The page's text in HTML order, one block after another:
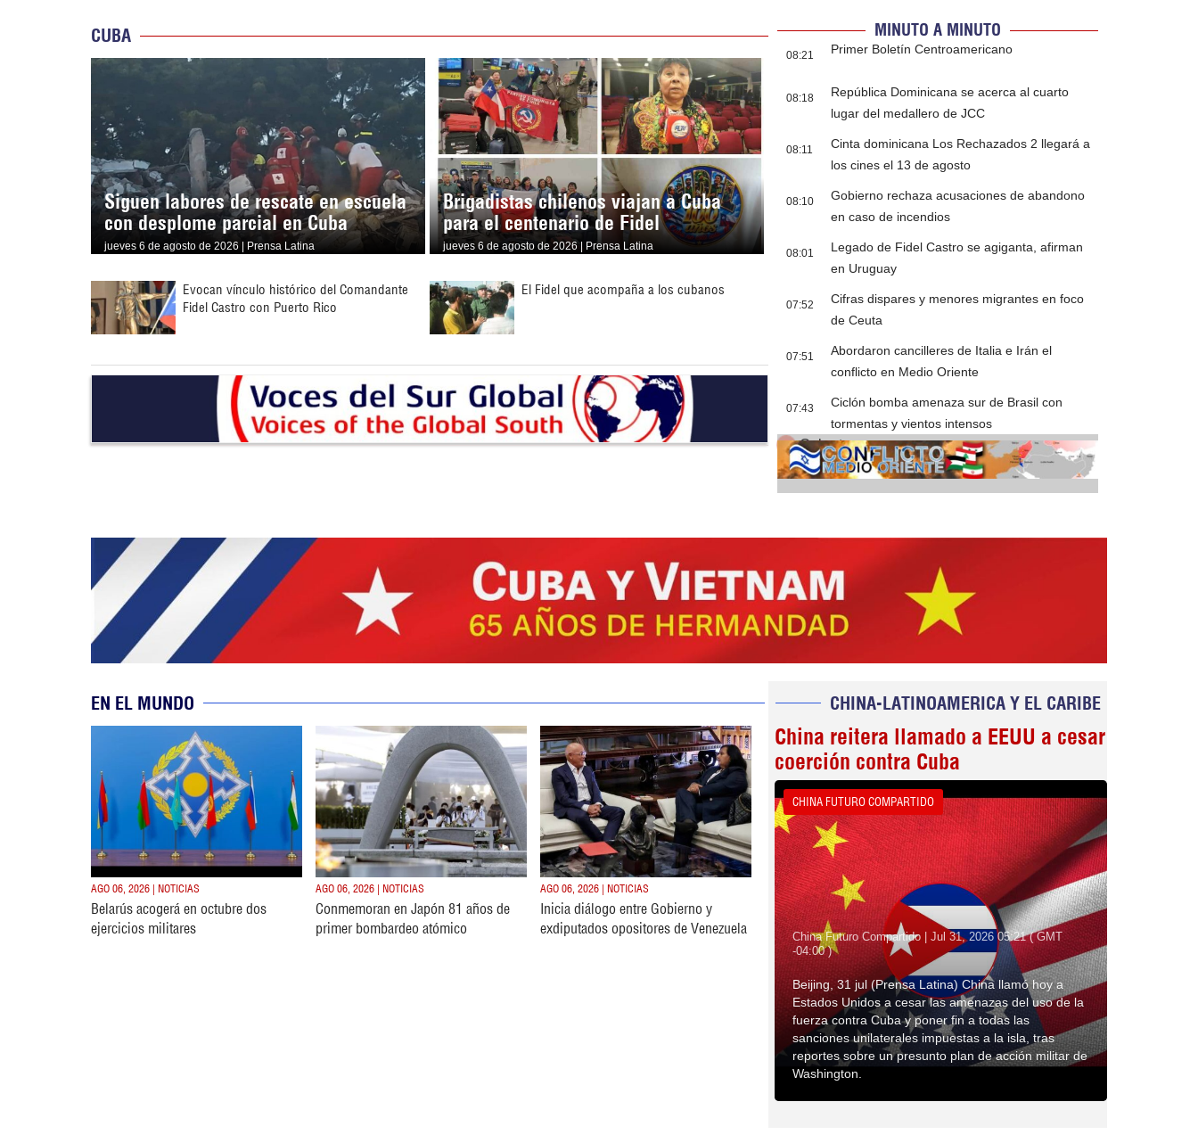
CUBA
Siguen labores de rescate en escuela
con desplome parcial en Cuba
jueves 6 de agosto de 2026 | Prensa Latina
Brigadistas chilenos viajan a Cuba
para el centenario de Fidel
jueves 6 de agosto de 2026 | Prensa Latina
Evocan vínculo histórico del Comandante
Fidel Castro con Puerto Rico
El Fidel que acompaña a los cubanos
MINUTO A MINUTO
08:21 Primer Boletín Centroamericano
08:18
República Dominicana se acerca al cuarto
lugar del medallero de JCC
08:11
Cinta dominicana Los Rechazados 2 llegará a
los cines el 13 de agosto
08:10
Gobierno rechaza acusaciones de abandono
en caso de incendios
08:01
Legado de Fidel Castro se agiganta, afirman
en Uruguay
07:52
Cifras dispares y menores migrantes en foco
de Ceuta
07:51
Abordaron cancilleres de Italia e Irán el
conflicto en Medio Oriente
07:43
Ciclón bomba amenaza sur de Brasil con
tormentas y vientos intensos
Cobertura
EN EL MUNDO
AGO 06, 2026 | NOTICIAS
Belarús acogerá en octubre dos
ejercicios militares
AGO 06, 2026 | NOTICIAS
Conmemoran en Japón 81 años de
primer bombardeo atómico
AGO 06, 2026 | NOTICIAS
Inicia diálogo entre Gobierno y
exdiputados opositores de Venezuela
CHINA-LATINOAMERICA Y EL CARIBE
China reitera llamado a EEUU a cesar
coerción contra Cuba
CHINA FUTURO COMPARTIDO
China Futuro Compartido | Jul 31, 2026 05:21 ( GMT
-04:00 )
Beijing, 31 jul (Prensa Latina) China llamó hoy a
Estados Unidos a cesar las amenazas del uso de la
fuerza contra Cuba y poner fin a todas las
sanciones unilaterales impuestas a la isla, tras
reportes sobre un presunto plan de acción militar de
Washington.